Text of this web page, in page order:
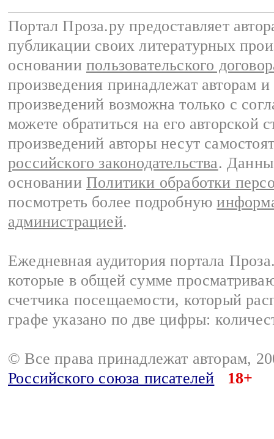
Портал Проза.ру предоставляет
публикации своих литературных
основании пользовательского
произведения принадлежат авторам
произведений возможна только с
можете обратиться на его авторской
произведений авторы несут
российского законодательства.
основании Политики обработки
посмотреть более подробную
администрацией.
Ежедневная аудитория портала
которые в общей сумме
счетчика посещаемости, который
графе указано по две цифры:
© Все права принадлежат авторам,
Российского союза писателей
18+